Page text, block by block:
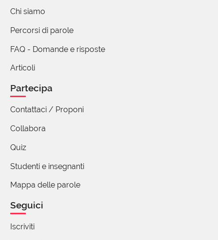
Chi siamo
Percorsi di parole
FAQ - Domande e risposte
Articoli
Partecipa
Contattaci / Proponi
Collabora
Quiz
Studenti e insegnanti
Mappa delle parole
Seguici
Iscriviti